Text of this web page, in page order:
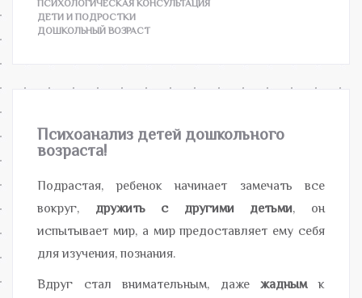
ПСИХОЛОГИЧЕСКАЯ КОНСУЛЬТАЦИЯ
ДЕТИ И ПОДРОСТКИ
ДОШКОЛЬНЫЙ ВОЗРАСТ
Психоанализ детей дошкольного
возраста!
Подрастая, ребенок начинает замечать все
вокруг, дружить с другими детьми, он
испытывает мир, а мир предоставляет ему себя
для изучения, познания.
Вдруг стал внимательным, дажежаднымк